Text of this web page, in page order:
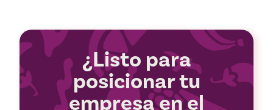
¿Listo para
posicionar tu
empresa en el